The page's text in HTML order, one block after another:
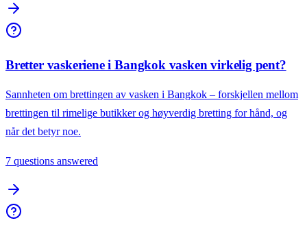
Bretter vaskeriene i Bangkok vasken virkelig pent?
Sannheten om brettingen av vasken i Bangkok – forskjellen mellom
brettingen til rimelige butikker og høyverdig bretting for hånd, og
når det betyr noe.
7 questions answered